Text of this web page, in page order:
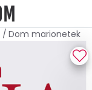
/ Dom marionetek